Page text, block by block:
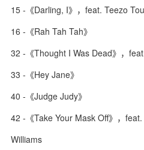
15 -《Darling, I》，feat. Teezo
16 -《Rah Tah Tah》
32 -《Thought I Was Dead》，
33 -《Hey Jane》
40 -《Judge Judy》
42 -《Take Your Mask Off》，
Williams